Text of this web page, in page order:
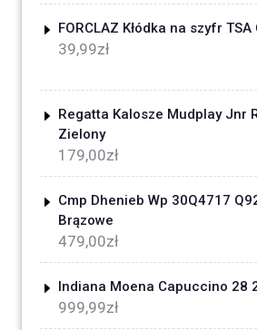
FORCLAZ Kłódka na szyfr TSA
39,99zł
Regatta Kalosze Mudplay Jnr
Zielony
179,00zł
Cmp Dhenieb Wp 30Q4717
Brązowe
479,00zł
Indiana Moena Capuccino 28
999,99zł